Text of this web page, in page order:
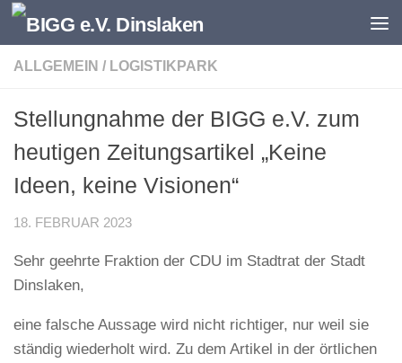
Zum Inhalt springen
ALLGEMEIN / LOGISTIKPARK
Stellungnahme der BIGG e.V. zum
heutigen Zeitungsartikel „Keine
Ideen, keine Visionen“
18. FEBRUAR 2023
Sehr geehrte Fraktion der CDU im Stadtrat der Stadt
Dinslaken,
eine falsche Aussage wird nicht richtiger, nur weil sie
ständig wiederholt wird. Zu dem Artikel in der örtlichen